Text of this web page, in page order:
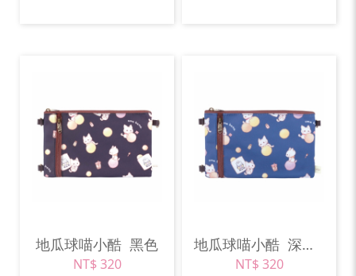
地瓜球喵小酷 黑色
NT$ 320
地瓜球喵小酷 深藍色
NT$ 320